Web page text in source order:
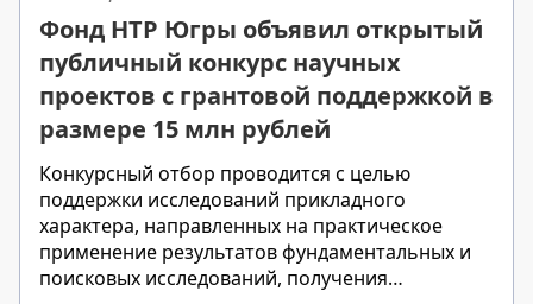
Фонд НТР Югры объявил открытый
публичный конкурс научных
проектов с грантовой поддержкой в
размере 15 млн рублей
Конкурсный отбор проводится с целью
поддержки исследований прикладного
характера, направленных на практическое
применение результатов фундаментальных и
поисковых исследований, получения